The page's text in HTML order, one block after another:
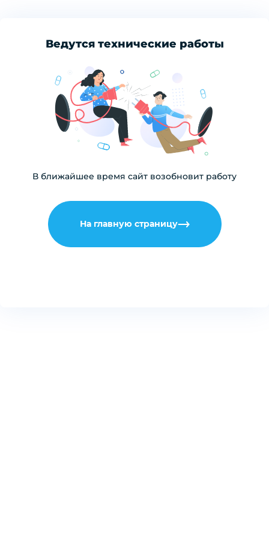
Ведутся технические работы
В ближайшее время сайт возобновит работу
На главную страницу